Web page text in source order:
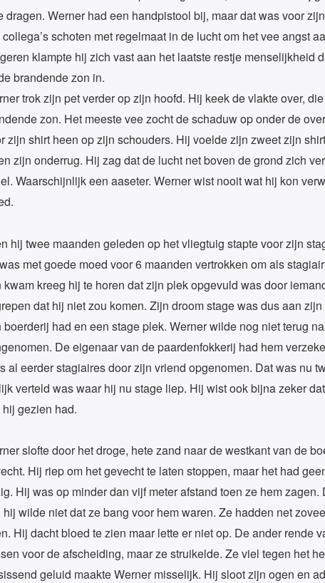
dragen. Werner had een handpistool bij, maar dat was voor
schoten met regelmaat in de lucht om het vee angst
klampte hij zich vast aan het laatste restje menselijkheid
brandende zon in.
trok zijn pet verder op zijn hoofd. Hij keek de vlakte over,
zon. Het meeste vee zocht de schaduw op onder de
zijn shirt heen op zijn schouders. Hij voelde zijn zweet zijn
zijn onderrug. Hij zag dat de lucht net boven de grond zich
Waarschijnlijk een aaseter. Werner wist nooit wat hij kon
hij twee maanden geleden op het vliegtuig stapte voor zijn
met goede moed voor 6 maanden vertrokken om als
kwam kreeg hij te horen dat zijn plek opgevuld was door
dat hij niet zou komen. Zijn droom stage was dus aan
boerderij had en een stage plek. Werner wilde nog niet terug
De eigenaar van de paardenfokkerij had hem
al eerder stagiaires door zijn vriend opgenomen. Dat was nu
verteld was waar hij nu stage liep. Hij wist ook bijna zeker
gezien had.
slofte door het droge, hete zand naar de westkant van de
Hij riep om het gevecht te laten stoppen, maar het had
Hij was op minder dan vijf meter afstand toen ze hem
hij wilde niet dat ze bang voor hem waren. Ze hadden net
Hij dacht bloed te zien maar lette er niet op. De ander rende
voor de afscheiding, maar ze struikelde. Ze viel tegen het
geluid maakte Werner misselijk. Hij sloot zijn ogen en